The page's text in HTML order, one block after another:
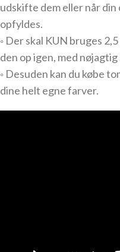
udskifte dem eller når din
opfyldes.
◦ Der skal KUN bruges
den op igen, med
◦ Desuden kan du købe
dine helt egne farver.